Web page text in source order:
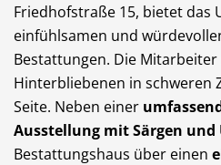
Auto
Sport & Freizeit
Friedhofstraße 15, bietet das
einfühlsamen und
Bestattungen. Die
Hinterbliebenen in schweren
Seite. Neben einer
Ausstellung mit Särgen und
Bestattungshaus über einen